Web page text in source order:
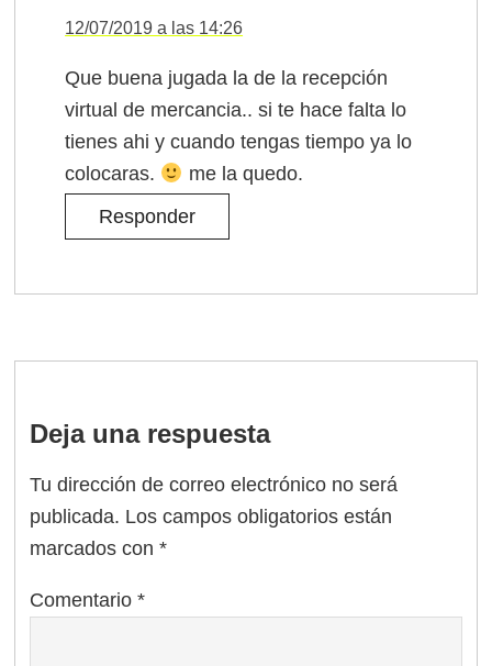
12/07/2019 a las 14:26
Que buena jugada la de la recepción
virtual de mercancia.. si te hace falta lo
tienes ahi y cuando tengas tiempo ya lo
colocaras.
me la quedo.
Responder
Deja una respuesta
Tu dirección de correo electrónico no será
publicada. Los campos obligatorios están
marcados con*
Comentario*